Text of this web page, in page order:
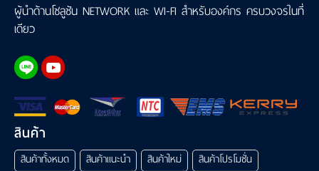
ผู้นำด้านโซลูชัน NETWORK และ WI-FI สำหรับองค์กร ครบวงจรในที่
เดียว
สินค้า
สินค้าทั้งหมด สินค้าแนะนำ สินค้าใหม่ สินค้าโปรโมชั่น